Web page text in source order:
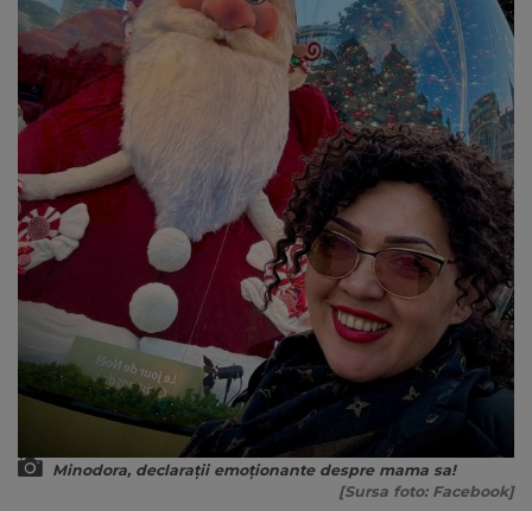
Minodora, declarații emoționante despre mama sa!
[Sursa foto: Facebook]